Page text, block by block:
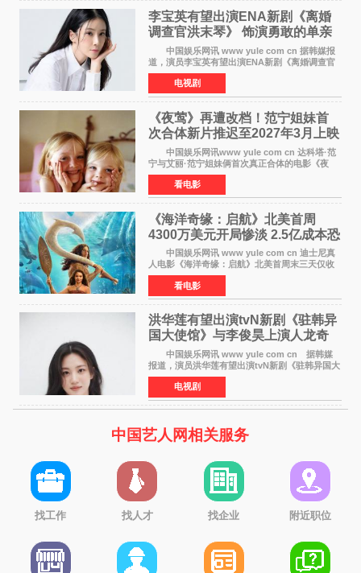
李宝英有望出演ENA新剧《离婚
调查官洪末琴》 饰演勇敢的单亲
妈妈家事调查官
中国娱乐网讯 www yule com cn 据韩媒报
道，演员李宝英有望出演ENA新剧《离婚调查官
洪末琴》女主角，引发观众期待。 李宝英在
剧中饰演家庭法院家事调查官洪末琴一角——即
使在极限状况
电视剧
《夜莺》再遭改档！范宁姐妹首
次合体新片推迟至2027年3月上映
中国娱乐网讯www yule com cn 达科塔·范
宁与艾丽·范宁姐妹俩首次真正合体的电影《夜
莺》再度改档，从原定的2027年2月12日推迟至
同年3月19日北美上映，片方希望借此利用春假档
期争取更多年轻
看电影
《海洋奇缘：启航》北美首周
4300万美元开局惨淡 2.5亿成本恐
巨亏1亿
中国娱乐网讯 www yule com cn 迪士尼真
人电影《海洋奇缘：启航》北美首周末三天仅收
4300万美元（开画3827馆），中国内地首周票房
仅840万元人民币，全球开画票房约9500万美
元，远低于业内
看电影
洪华莲有望出演tvN新剧《驻韩异
国大使馆》与李俊昊上演人龙奇
幻罗曼史
中国娱乐网讯 www yule com cn 据韩媒
报道，演员洪华莲有望出演tvN新剧《驻韩异国大
使馆》女主角，与李俊昊合作，引发观众期
待。 该剧讲述了一位因管理驻韩异国大使馆
（负责管理居住在大
电视剧
中国艺人网相关服务
找工作 找人才 找企业 附近职位